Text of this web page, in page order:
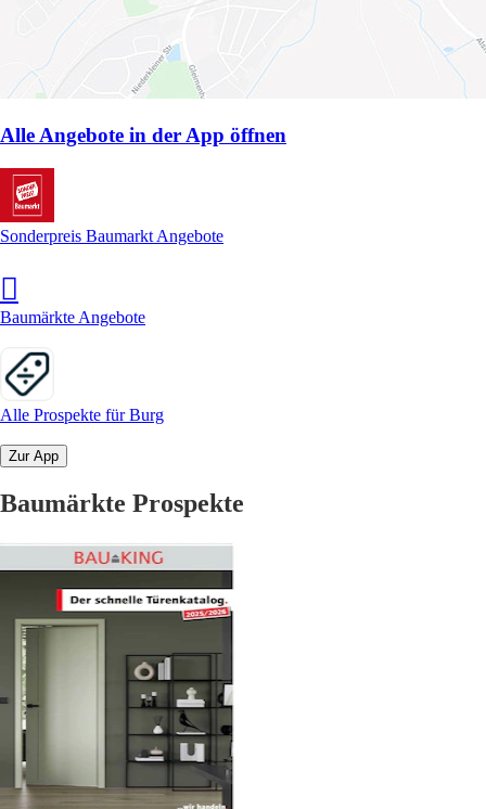
Alle Angebote in der App öffnen
Sonderpreis Baumarkt Angebote
Baumärkte Angebote
Alle Prospekte für Burg
Zur App
Baumärkte Prospekte